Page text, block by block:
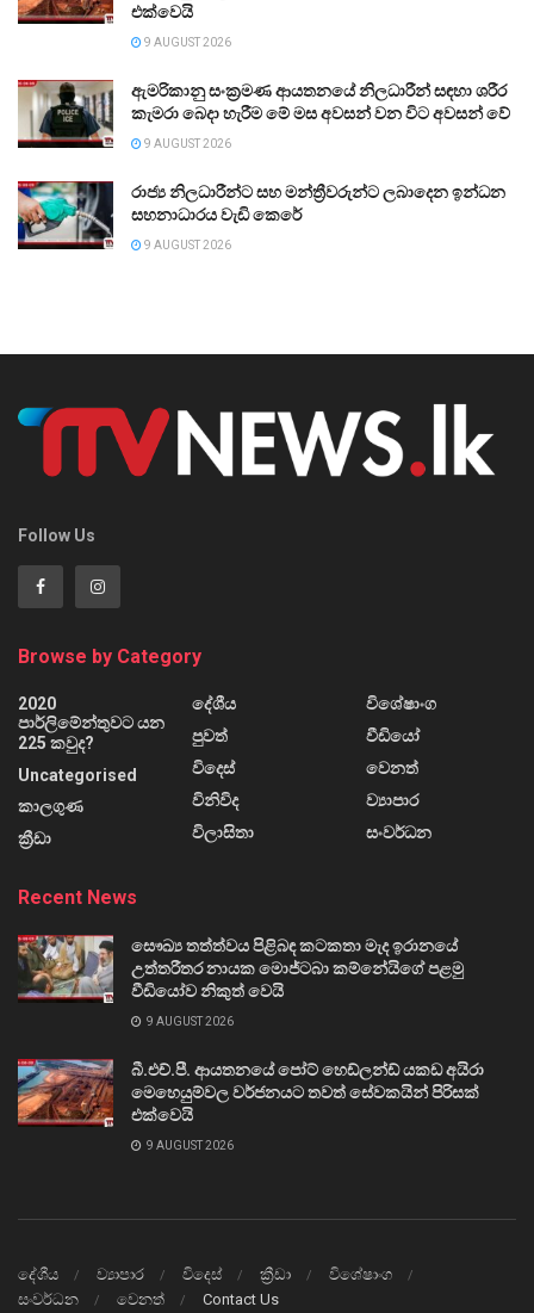
එක්වෙයි
9 AUGUST 2026
ඇමරිකානු සංක්‍රමණ ආයතනයේ නිලධාරීන් සඳහා ශරීර
කැමරා බෙදා හැරීම මේ මස අවසන් වන විට අවසන් වේ
9 AUGUST 2026
රාජ්‍ය නිලධාරීන්ට සහ මන්ත්‍රීවරුන්ට ලබාදෙන ඉන්ධන
සහනාධාරය වැඩි කෙරේ
9 AUGUST 2026
Follow Us
Browse by Category
2020
පාර්ලිමේන්තුවට යන
225 කවුද?
Uncategorised
කාලගුණ
ක්‍රීඩා
දේශීය
පුවත්
විදෙස්
විනිවිද
විලාසිතා
විශේෂාංග
වීඩියෝ
වෙනත්
ව්‍යාපාර
සංවර්ධන
Recent News
සෞඛ්‍ය තත්ත්වය පිළිබඳ කටකතා මැද ඉරානයේ
උත්තරීතර නායක මොජ්ටබා කම්නේයිගේ පළමු
වීඩියෝව නිකුත් වෙයි
9 AUGUST 2026
බී.එච්.පී. ආයතනයේ පෝට් හෙඩ්ලන්ඩ් යකඩ අයිරා
මෙහෙයුම්වල වර්ජනයට තවත් සේවකයින් පිරිසක්
එක්වෙයි
9 AUGUST 2026
දේශීය ව්‍යාපාර විදෙස් ක්‍රීඩා
විශේෂාංග
සංවර්ධන
වෙනත් Contact Us